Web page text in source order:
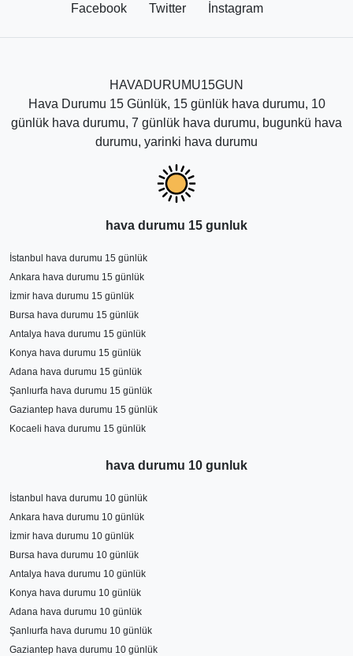
Facebook Twitter İnstagram
HAVADURUMU15GUN
Hava Durumu 15 Günlük, 15 günlük hava durumu, 10
günlük hava durumu, 7 günlük hava durumu, bugunkü hava
durumu, yarinki hava durumu
hava durumu 15 gunluk
İstanbul hava durumu 15 günlük
Ankara hava durumu 15 günlük
İzmir hava durumu 15 günlük
Bursa hava durumu 15 günlük
Antalya hava durumu 15 günlük
Konya hava durumu 15 günlük
Adana hava durumu 15 günlük
Şanlıurfa hava durumu 15 günlük
Gaziantep hava durumu 15 günlük
Kocaeli hava durumu 15 günlük
hava durumu 10 gunluk
İstanbul hava durumu 10 günlük
Ankara hava durumu 10 günlük
İzmir hava durumu 10 günlük
Bursa hava durumu 10 günlük
Antalya hava durumu 10 günlük
Konya hava durumu 10 günlük
Adana hava durumu 10 günlük
Şanlıurfa hava durumu 10 günlük
Gaziantep hava durumu 10 günlük